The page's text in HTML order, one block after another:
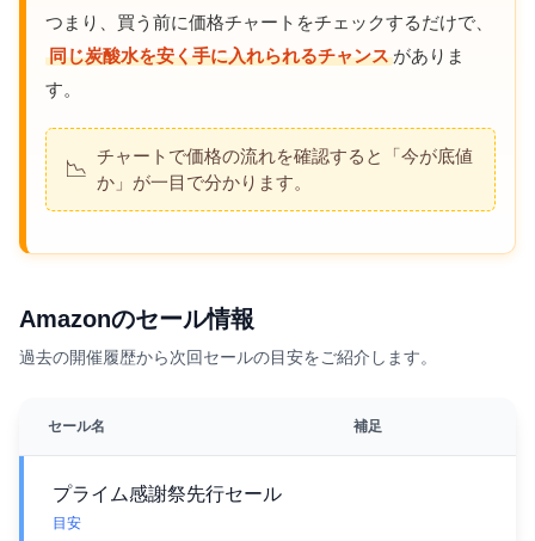
つまり、買う前に価格チャートをチェックするだけで、
同じ炭酸水を安く手に入れられるチャンス がありま
す。
📉
チャートで価格の流れを確認すると「今が底値
か」が一目で分かります。
Amazonのセール情報
過去の開催履歴から次回セールの目安をご紹介します。
セール名 補足
プライム感謝祭先行セール
目安